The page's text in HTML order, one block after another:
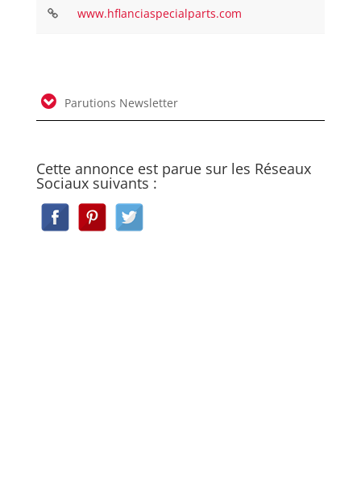
www.hflanciaspecialparts.com
Parutions Newsletter
Cette annonce est parue sur les Réseaux
Sociaux suivants :